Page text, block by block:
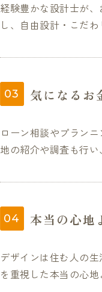
経験豊かな設計士が
し、自由設計・こだ
気になるお
ローン相談やプラン
地の紹介や調査も行
本当の心地
デザインは住む人の
を重視した本当の心